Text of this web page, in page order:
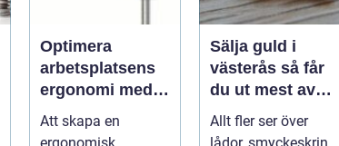
Optimera
arbetsplatsens
ergonomi med
balansblock
Att skapa en
ergonomisk
Sälja guld i
västerås så får
du ut mest av
dina smycken
och mynt
Allt fler ser över
lådor, smyckeskrin